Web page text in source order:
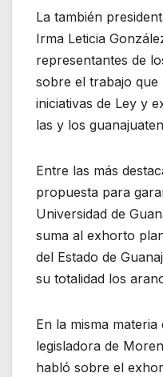
La también
Irma Leticia
representantes de
sobre el trabajo
iniciativas de Ley y
las y los
Entre las más
propuesta para
Universidad de
suma al exhorto
del Estado de
su totalidad los
En la misma
legisladora de
habló sobre el